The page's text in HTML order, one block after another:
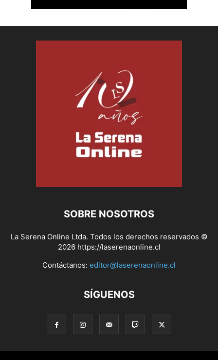
SOBRE NOSOTROS
La Serena Online Ltda. Todos los derechos reservados ©
2026 https://laserenaonline.cl
Contáctanos: editor@laserenaonline.cl
SÍGUENOS